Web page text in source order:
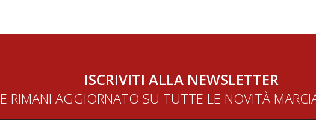
ISCRIVITI ALLA NEWSLETTER
E RIMANI AGGIORNATO SU TUTTE LE NOVITÀ